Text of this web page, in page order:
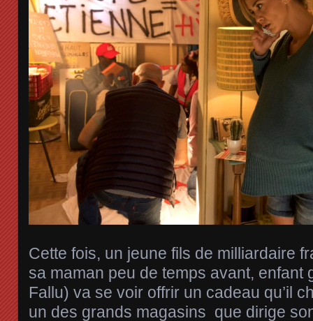
Cette fois, un jeune fils de milliardaire
sa maman peu de temps avant, enfant
Fallu) va se voir offrir un cadeau qu’il
un des grands magasins que dirige